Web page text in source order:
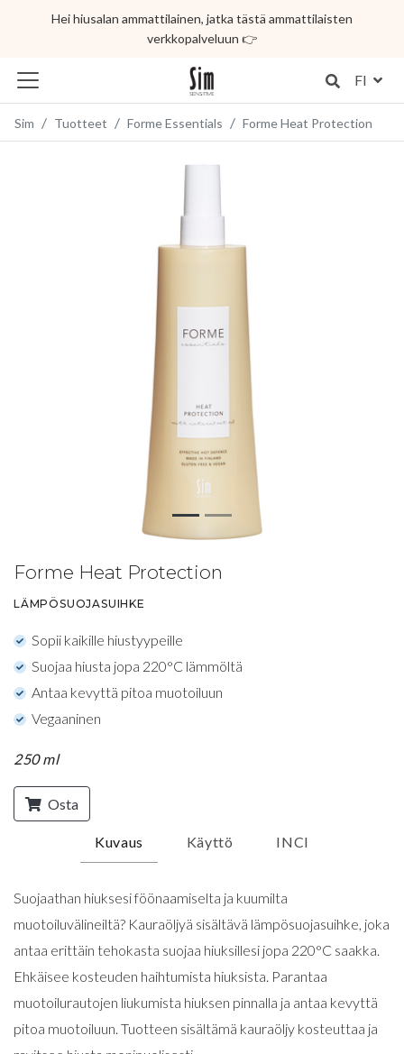
Hei hiusalan ammattilainen, jatka tästä ammattilaisten
verkkopalveluun 👉
FI
Sim Tuotteet Forme Essentials Forme Heat Protection
Forme Heat Protection
LÄMPÖSUOJASUIHKE
Sopii kaikille hiustyypeille
Suojaa hiusta jopa 220°C lämmöltä
Antaa kevyttä pitoa muotoiluun
Vegaaninen
250 ml
Osta
Kuvaus Käyttö INCI
Suojaathan hiuksesi föönaamiselta ja kuumilta
muotoiluvälineiltä? Kauraöljyä sisältävä lämpösuojasuihke, joka
antaa erittäin tehokasta suojaa hiuksillesi jopa 220°C saakka.
Ehkäisee kosteuden haihtumista hiuksista. Parantaa
muotoilurautojen liukumista hiuksen pinnalla ja antaa kevyttä
pitoa muotoiluun. Tuotteen sisältämä kauraöljy kosteuttaa ja